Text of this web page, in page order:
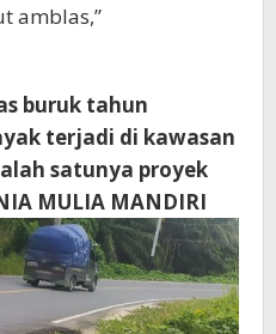
amblas,”
buruk tahun
terjadi di kawasan
satunya proyek
MULIA MANDIRI